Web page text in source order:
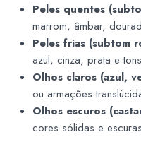
Peles quentes
marrom, âmbar,
Peles frias (subtom
azul, cinza, prata e
Olhos claros (azul,
ou armações
Olhos escuros
cores sólidas e